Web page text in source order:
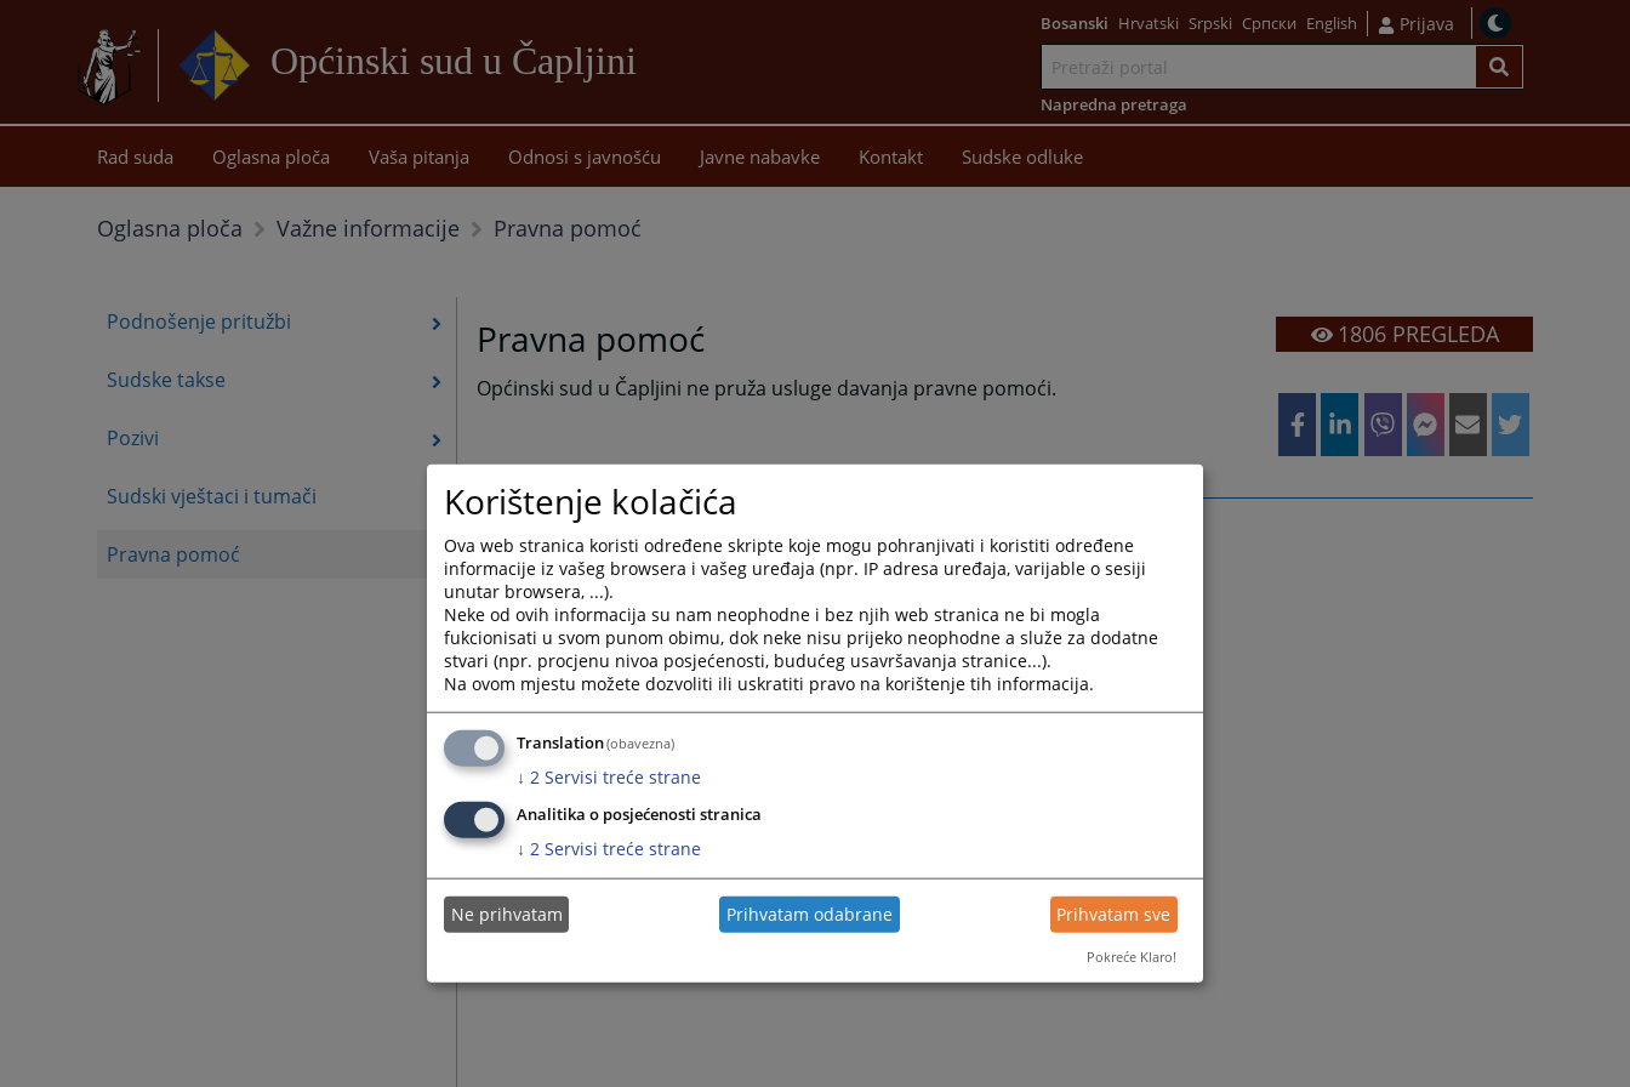
Općinski sud u Čapljini
sadržaj
Bosanski Hrvatski Srpski Српски English Prijava
Napredna pretraga
Rad suda Oglasna ploča Vaša pitanja Odnosi s javnošću Javne nabavke Kontakt Sudske odluke
Oglasna ploča Važne informacije Pravna pomoć
Podnošenje pritužbi
Sudske takse
Pozivi
Sudski vještaci i tumači
Pravna pomoć
Pravna pomoć
Općinski sud u Čapljini ne pruža usluge davanja pravne pomoći.
1806PREGLEDA
Korištenje kolačića
Ova web stranica koristi određene skripte koje mogu pohranjivati i koristiti određene
informacije iz vašeg browsera i vašeg uređaja (npr. IP adresa uređaja, varijable o sesiji
unutar browsera, ...).
Neke od ovih informacija su nam neophodne i bez njih web stranica ne bi mogla
fukcionisati u svom punom obimu, dok neke nisu prijeko neophodne a služe za dodatne
stvari (npr. procjenu nivoa posjećenosti, budućeg usavršavanja stranice...).
Na ovom mjestu možete dozvoliti ili uskratiti pravo na korištenje tih informacija.
Translation(obavezna)
↓ 2 Servisi treće strane
Analitika o posjećenosti stranica
↓ 2 Servisi treće strane
Ne prihvatam Prihvatam odabrane Prihvatam sve
Pokreće Klaro!